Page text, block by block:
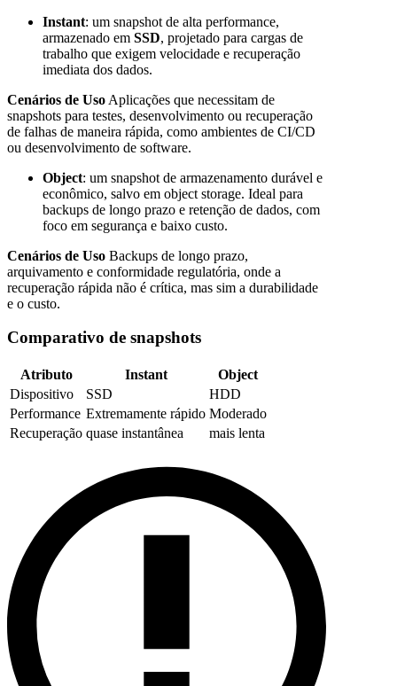
Instant: um snapshot de alta performance,
armazenado em SSD, projetado para cargas de
trabalho que exigem velocidade e recuperação
imediata dos dados.
Cenários de Uso Aplicações que necessitam de
snapshots para testes, desenvolvimento ou recuperação
de falhas de maneira rápida, como ambientes de CI/CD
ou desenvolvimento de software.
Object: um snapshot de armazenamento durável e
econômico, salvo em object storage. Ideal para
backups de longo prazo e retenção de dados, com
foco em segurança e baixo custo.
Cenários de Uso Backups de longo prazo,
arquivamento e conformidade regulatória, onde a
recuperação rápida não é crítica, mas sim a durabilidade
e o custo.
Comparativo de snapshots
Atributo Instant
Object
Dispositivo
SSD
HDD
Performance Extremamente rápido Moderado
Recuperação quase instantânea mais lenta